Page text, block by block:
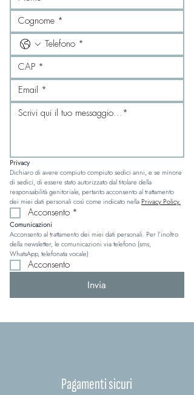
Privacy
Dichiaro di avere compiuto compiuto sedici anni, e se minore
di sedici, di essere stato autorizzato dal titolare della
responsabilità genitoriale, pertanto acconsento al trattamento
dei miei dati personali così come indicato nella Privacy Policy.
Acconsento *
Comunicazioni
Acconsento al trattamento dei miei dati personali. Per l’inoltro
della newsletter, le comunicazioni via telefono (sms,
WhatsApp, telefonata vocale)
Acconsento
Invia
Pagamenti sicuri